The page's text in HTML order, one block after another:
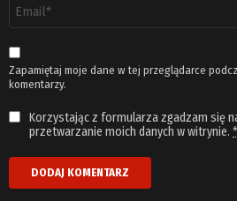
email
*
Zapamiętaj moje dane w tej przeglądarce
komentarzy.
Korzystając z formularza zgadzam się
przetwarzanie moich danych w witrynie. *